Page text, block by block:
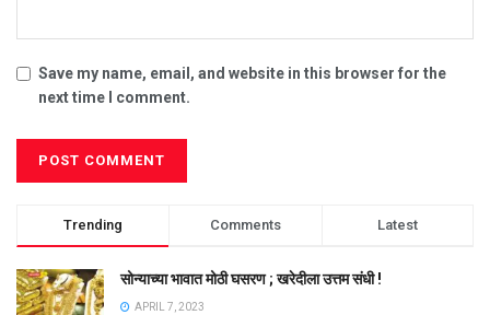
Save my name, email, and website in this browser for the
next time I comment.
Trending Comments Latest
सोन्याच्या भावात मोठी घसरण ; खरेदीला उत्तम संधी !
APRIL 7, 2023